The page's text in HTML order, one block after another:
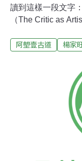
讀到這樣一段文字
（The Critic as
困難，而且需要智
票給「不開發，不
果在台灣這塊道路
路。農地、海濱、
或科技園區，甚至
園風光，讓海濱繼
野性。那麼，我們
我並不那麼確定會
阿塱壹古道 楊家